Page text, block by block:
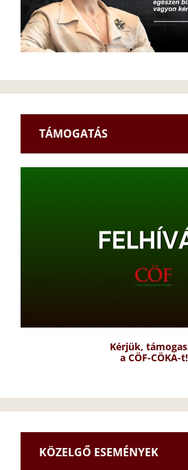
TÁMOGATÁS
Kérjük,
a CÖF-CÖKA-t!
KÖZELGŐ ESEMÉNYEK